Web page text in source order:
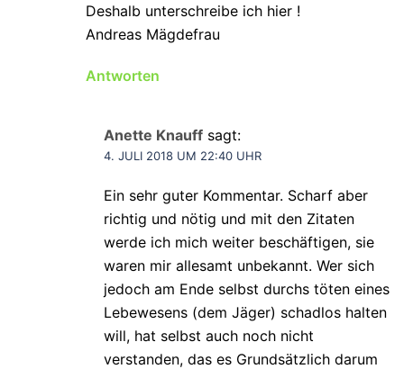
Deshalb unterschreibe ich hier !
Andreas Mägdefrau
Antworten
Anette Knauff sagt:
4. JULI 2018 UM 22:40 UHR
Ein sehr guter Kommentar. Scharf aber
richtig und nötig und mit den Zitaten
werde ich mich weiter beschäftigen, sie
waren mir allesamt unbekannt. Wer sich
jedoch am Ende selbst durchs töten eines
Lebewesens (dem Jäger) schadlos halten
will, hat selbst auch noch nicht
verstanden, das es Grundsätzlich darum